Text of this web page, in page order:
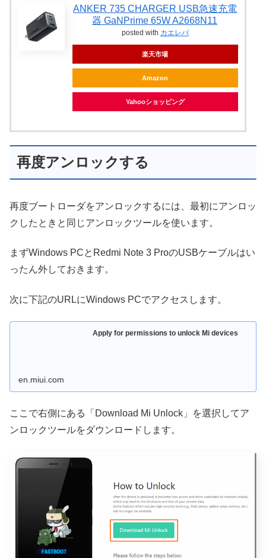
ANKER 735 CHARGER USB急速充電
器 GaNPrime 65W A2668N11
posted with カエレバ
楽天市場
Amazon
Yahooショッピング
再度アンロックする
再度ブートローダをアンロックするには、最初にアンロッ
クしたときと同じアンロックツールを使います。
まずWindows PCとRedmi Note 3 ProのUSBケーブルはい
ったん外しておきます。
次に下記のURLにWindows PCでアクセスします。
Apply for permissions to unlock Mi devices
en.miui.com
ここで右側にある「Download Mi Unlock」を選択してア
ンロックツールをダウンロードします。